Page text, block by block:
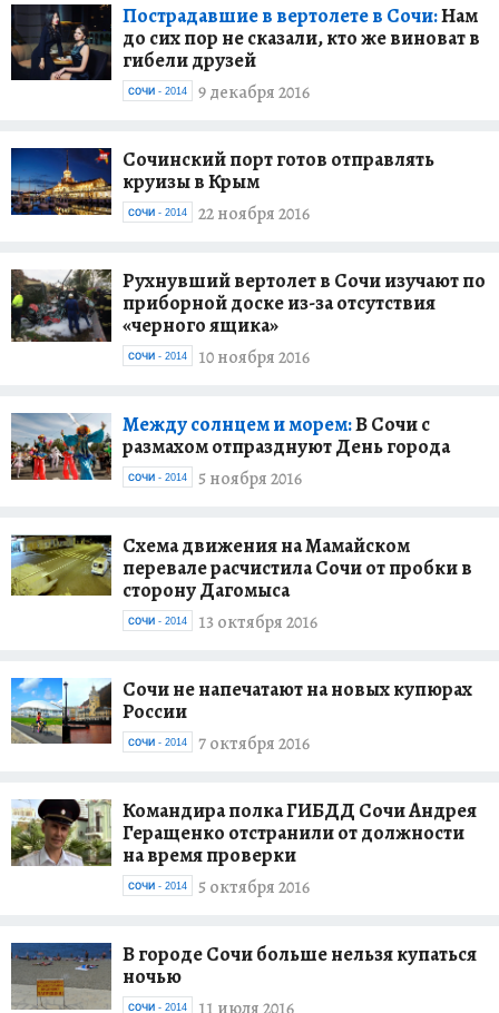
Пострадавшие в вертолете в Сочи:Нам
до сих пор не сказали, кто же виноват в
гибели друзей
9 декабря 2016
СОЧИ - 2014
Сочинский порт готов отправлять
круизы в Крым
22 ноября 2016
СОЧИ - 2014
Рухнувший вертолет в Сочи изучают по
приборной доске из-за отсутствия
«черного ящика»
10 ноября 2016
СОЧИ - 2014
Между солнцем и морем:В Сочи с
размахом отпразднуют День города
5 ноября 2016
СОЧИ - 2014
Cхема движения на Мамайском
перевале расчистила Сочи от пробки в
сторону Дагомыса
13 октября 2016
СОЧИ - 2014
Сочи не напечатают на новых купюрах
России
7 октября 2016
СОЧИ - 2014
Командира полка ГИБДД Сочи Андрея
Геращенко отстранили от должности
на время проверки
5 октября 2016
СОЧИ - 2014
В городе Сочи больше нельзя купаться
ночью
СОЧИ - 2014